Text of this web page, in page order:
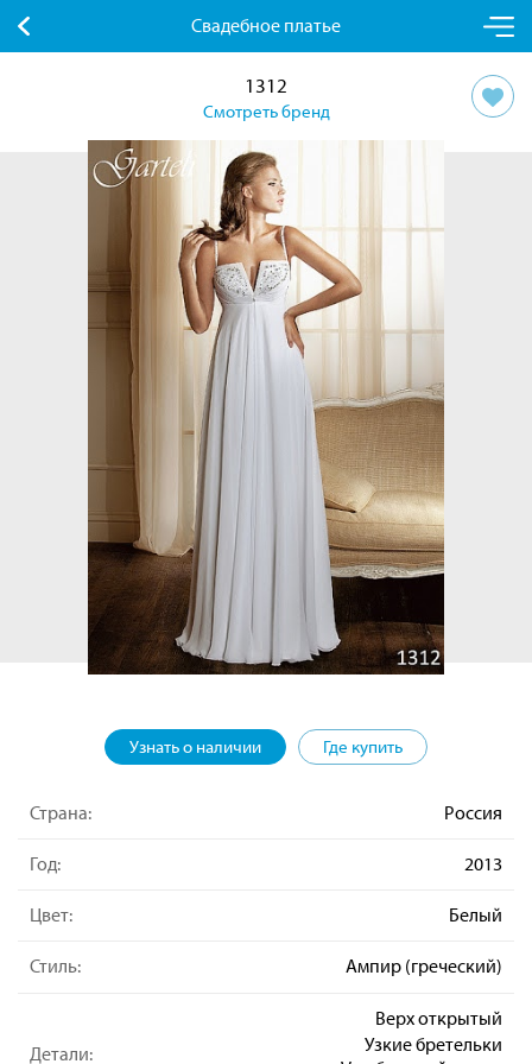
Свадебное платье
1312
Смотреть бренд
Узнать о наличии Где купить
Страна: Россия
Год: 2013
Цвет: Белый
Стиль: Ампир (греческий)
Детали:
Верх открытый
Узкие бретельки